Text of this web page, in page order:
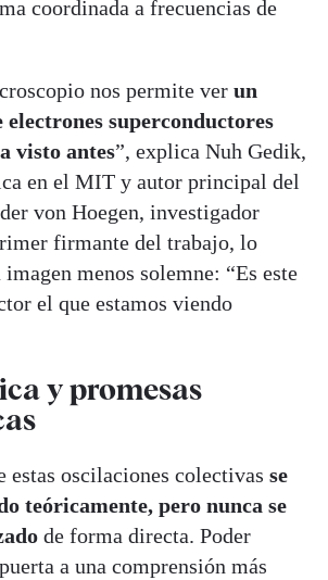
coordinada a frecuencias de
nos permite ver un
electrones superconductores
visto antes”, explica Nuh Gedik,
en el MIT y autor principal del
von Hoegen, investigador
firmante del trabajo, lo
menos solemne: “Es este
el que estamos viendo
y promesas
estas oscilaciones colectivas se
teóricamente, pero nunca se
de forma directa. Poder
a una comprensión más